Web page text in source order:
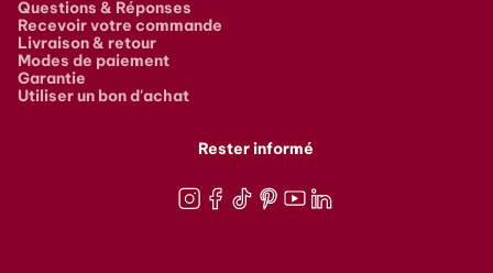
Questions & Réponses
Recevoir votre commande
Livraison & retour
Modes de paiement
Garantie
Utiliser un bon d'achat
Rester informé